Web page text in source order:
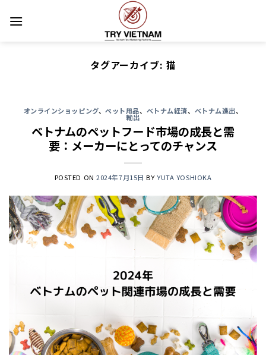
タグアーカイブ: 猫
オンラインショッピング、ペット用品、 ベトナム経済、 ベトナム進出、
輸出
ベトナムのペットフード市場の成長と需
要：メーカーにとってのチャンス
POSTED ON2024年7月15日 BYYUTA YOSHIOKA